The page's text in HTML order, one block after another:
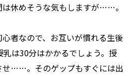
休めそうな気もしますが……。
心者なので、お互いが慣れる生後
は30分はかかるでしょう。授
せ……。そのゲップもすぐには出